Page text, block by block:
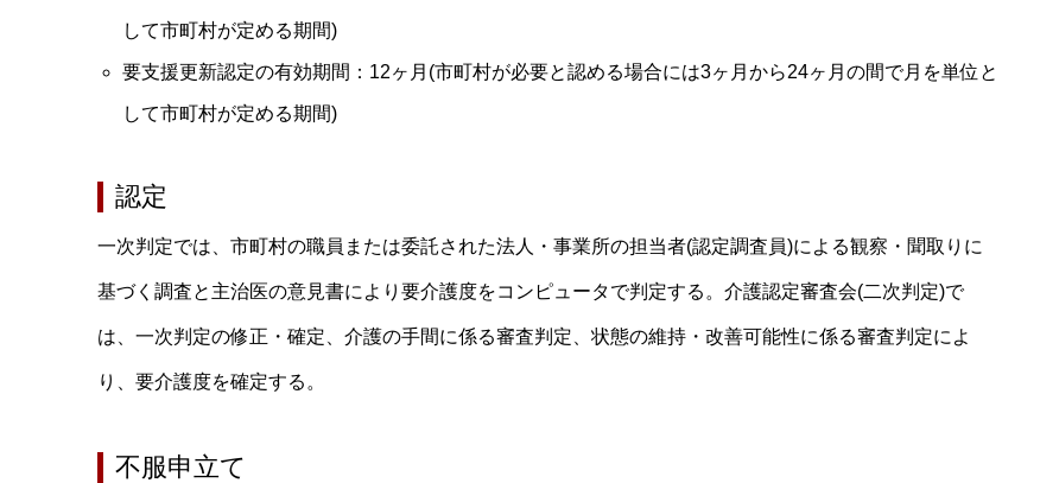
して市町村が定める期間)
要支援更新認定の有効期間：12ヶ月(市町村が必要と認める場合には3ヶ月から24ヶ月の間で月を単位と
して市町村が定める期間)
認定
一次判定では、市町村の職員または委託された法人・事業所の担当者(認定調査員)による観察・聞取りに
基づく調査と主治医の意見書により要介護度をコンピュータで判定する。介護認定審査会(二次判定)で
は、一次判定の修正・確定、介護の手間に係る審査判定、状態の維持・改善可能性に係る審査判定によ
り、要介護度を確定する。
不服申立て